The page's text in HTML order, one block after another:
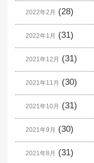
2022年2月 (28)
2022年1月 (31)
2021年12月 (31)
2021年11月 (30)
2021年10月 (31)
2021年9月 (30)
2021年8月 (31)